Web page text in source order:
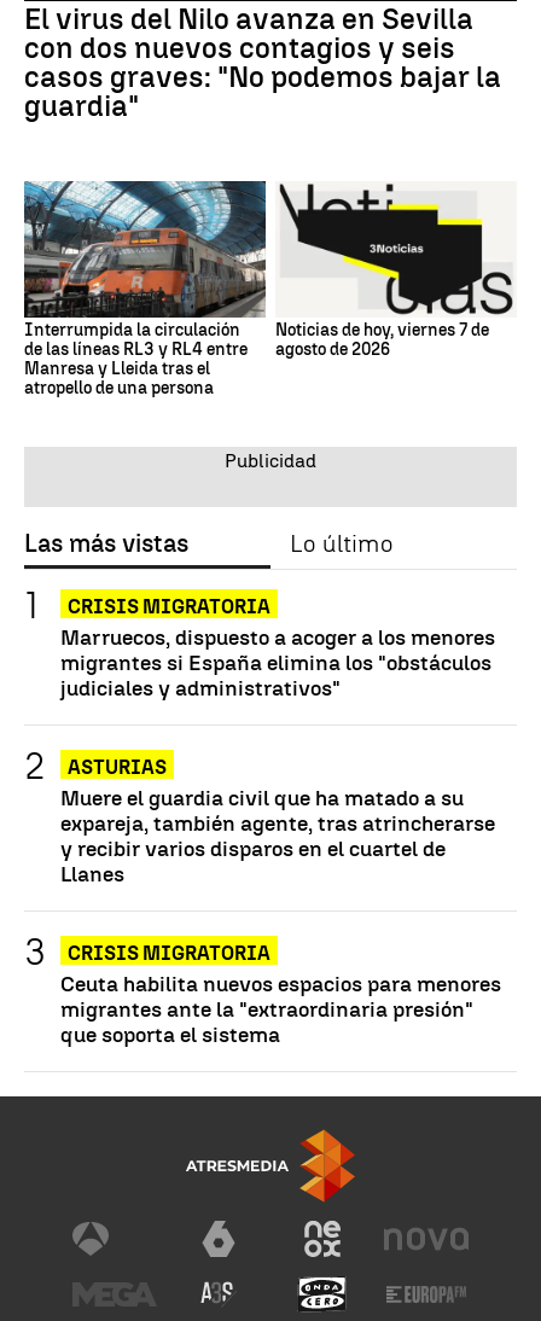
El virus del Nilo avanza en Sevilla
con dos nuevos contagios y seis
casos graves: "No podemos bajar la
guardia"
Interrumpida la circulación
de las líneas RL3 y RL4 entre
Manresa y Lleida tras el
atropello de una persona
Noticias de hoy, viernes 7 de
agosto de 2026
Las más vistas Lo último
CRISIS MIGRATORIA
Marruecos, dispuesto a acoger a los menores
migrantes si España elimina los "obstáculos
judiciales y administrativos"
ASTURIAS
Muere el guardia civil que ha matado a su
expareja, también agente, tras atrincherarse
y recibir varios disparos en el cuartel de
Llanes
CRISIS MIGRATORIA
Ceuta habilita nuevos espacios para menores
migrantes ante la "extraordinaria presión"
que soporta el sistema